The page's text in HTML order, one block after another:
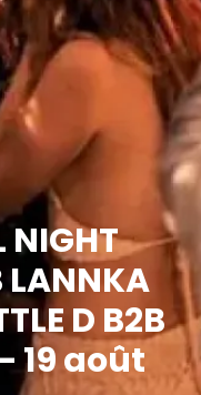
NIGHT
LANNKA
D B2B
19 août